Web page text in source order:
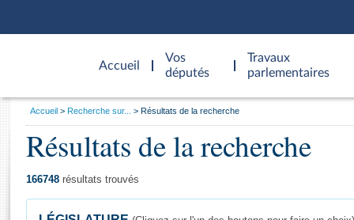
Accueil
d'accueil
Vos
députés
Travaux
parlementaires
Général
Vous
Accueil Recherche sur... Résultats de la recherche
Résultats de la recherche
166748 résultats trouvés